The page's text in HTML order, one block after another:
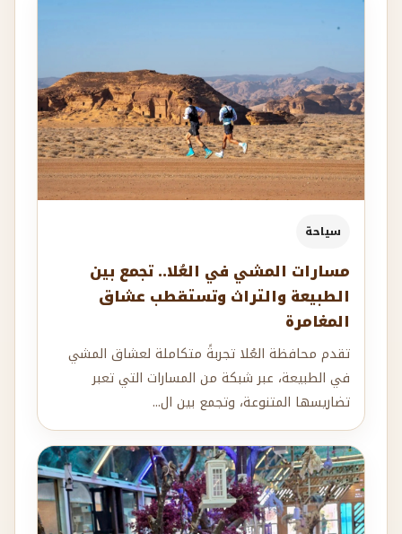
سياحة
مسارات المشي في العُلا.. تجمع بين
الطبيعة والتراث وتستقطب عشاق
المغامرة
تقدم محافظة العُلا تجربةً متكاملة لعشاق المشي
في الطبيعة، عبر شبكة من المسارات التي تعبر
تضاريسها المتنوعة، وتجمع بين ال...